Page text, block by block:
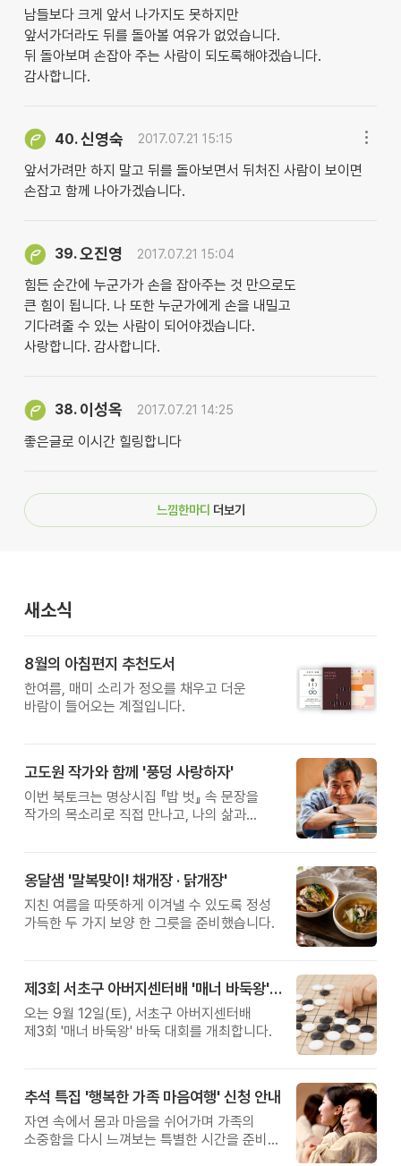
남들보다 크게 앞서 나가지도 못하지만
앞서가더라도 뒤를 돌아볼 여유가 없었습니다.
뒤 돌아보며 손잡아 주는 사람이 되도록해야겠습니다.
감사합니다.
40.신영숙 2017.07.21 15:15
앞서가려만 하지 말고 뒤를 돌아보면서 뒤처진 사람이 보이면
손잡고 함께 나아가겠습니다.
39.오진영 2017.07.21 15:04
힘든 순간에 누군가가 손을 잡아주는 것 만으로도
큰 힘이 됩니다. 나 또한 누군가에게 손을 내밀고
기다려줄 수 있는 사람이 되어야겠습니다.
사랑합니다. 감사합니다.
38. 이성옥 2017.07.21 14:25
좋은글로 이시간 힐링합니다
느낌한마디 더보기
새소식
8월의 아침편지 추천도서
한여름, 매미 소리가 정오를 채우고 더운
바람이 들어오는 계절입니다.
고도원 작가와 함께 '풍덩 사랑하자'
이번 북토크는 명상시집 『밥 벗』 속 문장을
작가의 목소리로 직접 만나고, 나의 삶과
옹달샘 '말복맞이! 채개장 · 닭개장'
지친 여름을 따뜻하게 이겨낼 수 있도록 정성
가득한 두 가지 보양 한 그릇을 준비했습니다.
제3회 서초구 아버지센터배 '매너 바둑왕' 대회
오는 9월 12일(토), 서초구 아버지센터배
제3회 '매너 바둑왕' 바둑 대회를 개최합니다.
추석 특집 '행복한 가족 마음여행' 신청 안내
자연 속에서 몸과 마음을 쉬어가며 가족의
소중함을 다시 느껴보는 특별한 시간을 준비해